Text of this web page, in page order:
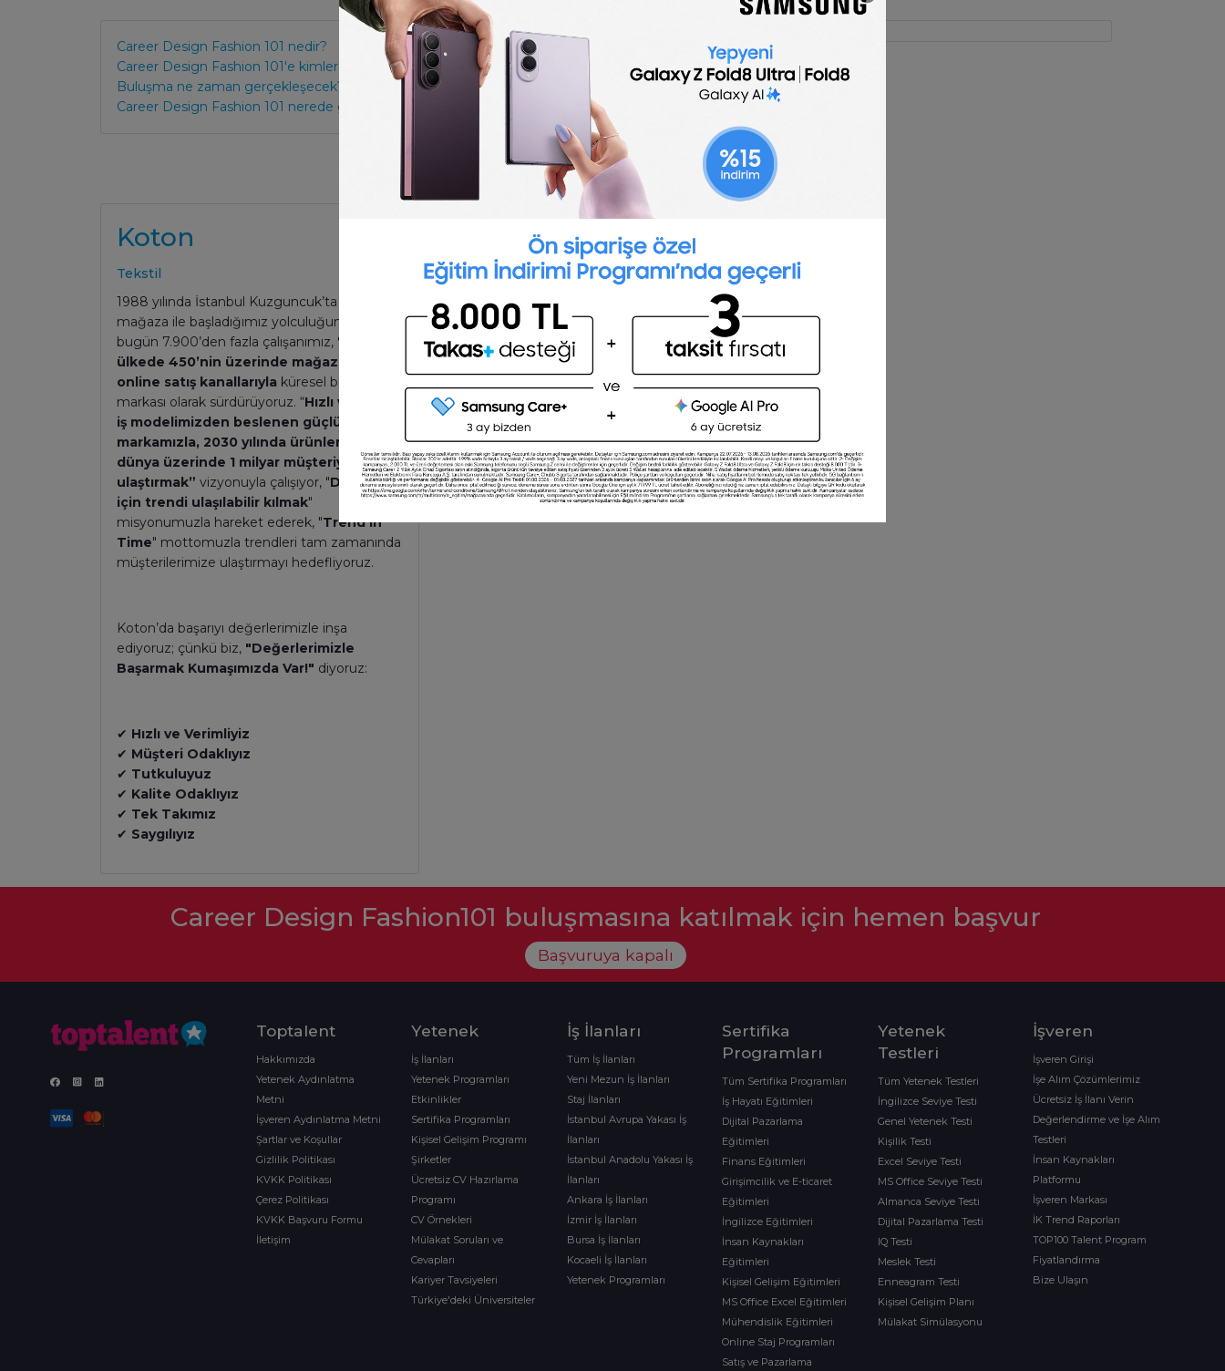
Career Design Fashion 101 nedir?
Career Design Fashion 101'e kimler başvurabilir?
Buluşma ne zaman gerçekleşecek?
Career Design Fashion 101 nerede gerçekleşecek?
BİZİ YAKINDAN TANIYIN
Koton
Tekstil
1988 yılında İstanbul Kuzguncuk’ta küçük bir
mağaza ile başladığımız yolculuğumuzu,
bugün 7.900’den fazla çalışanımız, 72
ülkede 450’nin üzerinde mağazamız ve
online satış kanallarıyla küresel bir moda
markası olarak sürdürüyoruz. “Hızlı ve çevik
iş modelimizden beslenen güçlü
markamızla, 2030 yılında ürünlerimizi
dünya üzerinde 1 milyar müşteriye
ulaştırmak” vizyonuyla çalışıyor, "Dünya
için trendi ulaşılabilir kılmak"
misyonumuzla hareket ederek, "Trend in
Time" mottomuzla trendleri tam zamanında
müşterilerimize ulaştırmayı hedefliyoruz.
Koton’da başarıyı değerlerimizle inşa
ediyoruz; çünkü biz, "Değerlerimizle
Başarmak Kumaşımızda Var!" diyoruz:
✔ Hızlı ve Verimliyiz
✔ Müşteri Odaklıyız
✔ Tutkuluyuz
✔ Kalite Odaklıyız
✔ Tek Takımız
✔ Saygılıyız
Career Design Fashion101 buluşmasına katılmak için hemen başvur
Başvuruya kapalı
Toptalent
Hakkımızda
Yetenek Aydınlatma
Metni
İşveren Aydınlatma Metni
Şartlar ve Koşullar
Gizlilik Politikası
KVKK Politikası
Çerez Politikası
KVKK Başvuru Formu
İletişim
Yetenek
İş İlanları
Yetenek Programları
Etkinlikler
Sertifika Programları
Kişisel Gelişim Programı
Şirketler
Ücretsiz CV Hazırlama
Programı
CV Örnekleri
Mülakat Soruları ve
Cevapları
Kariyer Tavsiyeleri
Türkiye'deki Üniversiteler
İş İlanları
Tüm İş İlanları
Yeni Mezun İş İlanları
Staj İlanları
İstanbul Avrupa Yakası İş
İlanları
İstanbul Anadolu Yakası İş
İlanları
Ankara İş İlanları
İzmir İş İlanları
Bursa İş İlanları
Kocaeli İş İlanları
Yetenek Programları
Sertifika
Programları
Tüm Sertifika Programları
İş Hayatı Eğitimleri
Dijital Pazarlama
Eğitimleri
Finans Eğitimleri
Girişimcilik ve E-ticaret
Eğitimleri
İngilizce Eğitimleri
İnsan Kaynakları
Eğitimleri
Kişisel Gelişim Eğitimleri
MS Office Excel Eğitimleri
Mühendislik Eğitimleri
Online Staj Programları
Satış ve Pazarlama
Yetenek
Testleri
Tüm Yetenek Testleri
İngilizce Seviye Testi
Genel Yetenek Testi
Kişilik Testi
Excel Seviye Testi
MS Office Seviye Testi
Almanca Seviye Testi
Dijital Pazarlama Testi
IQ Testi
Meslek Testi
Enneagram Testi
Kişisel Gelişim Planı
Mülakat Simülasyonu
İşveren
İşveren Girişi
İşe Alım Çözümlerimiz
Ücretsiz İş İlanı Verin
Değerlendirme ve İşe Alım
Testleri
İnsan Kaynakları
Platformu
İşveren Markası
İK Trend Raporları
TOP100 Talent Program
Fiyatlandırma
Bize Ulaşın